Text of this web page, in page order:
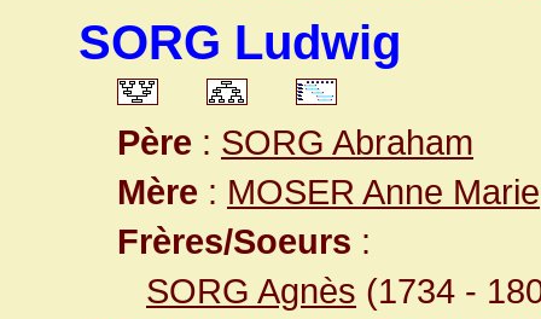
SORG Ludwig
Père : SORG Abraham
Mère : MOSER Anne Marie
Frères/Soeurs :
SORG Agnès (1734 -